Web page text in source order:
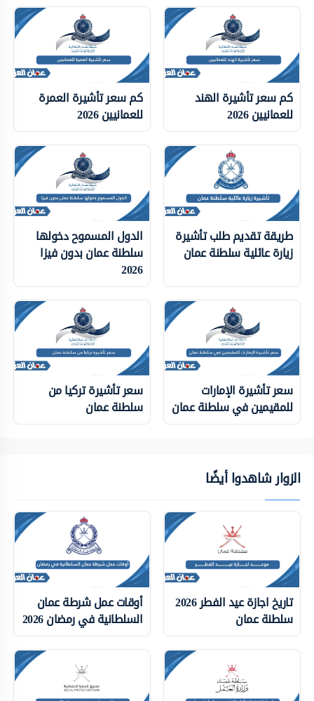
كم سعر تأشيرة الهند
للعمانيين 2026
كم سعر تأشيرة العمرة
للعمانيين 2026
طريقة تقديم طلب تأشيرة
زيارة عائلية سلطنة عمان
الدول المسموح دخولها
سلطنة عمان بدون فيزا
2026
سعر تأشيرة الإمارات
للمقيمين في سلطنة عمان
سعر تأشيرة تركيا من
سلطنة عمان
الزوار شاهدوا أيضًا
تاريخ اجازة عيد الفطر 2026
سلطنة عمان
أوقات عمل شرطة عمان
السلطانية في رمضان 2026